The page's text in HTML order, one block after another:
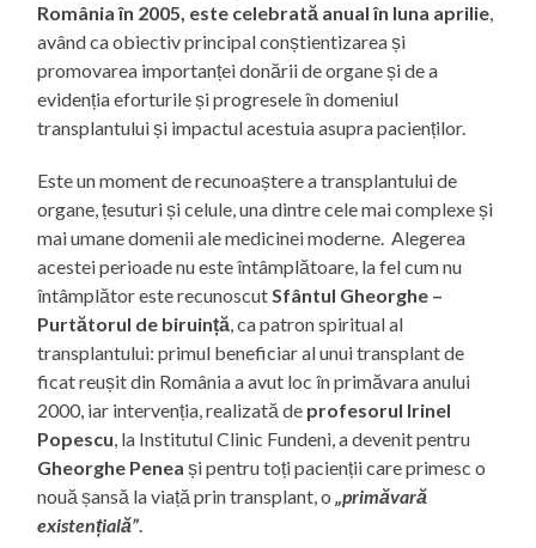
România în 2005, este celebrată anual în luna aprilie,
având ca obiectiv principal conștientizarea și
promovarea importanței donării de organe și de a
evidenția eforturile și progresele în domeniul
transplantului și impactul acestuia asupra pacienților.
Este un moment de recunoaștere a transplantului de
organe, țesuturi și celule, una dintre cele mai complexe și
mai umane domenii ale medicinei moderne. Alegerea
acestei perioade nu este întâmplătoare, la fel cum nu
întâmplător este recunoscutSfântul Gheorghe –
Purtătorul de biruință, ca patron spiritual al
transplantului: primul beneficiar al unui transplant de
ficat reușit din România a avut loc în primăvara anului
2000, iar intervenția, realizată de profesorul Irinel
Popescu, la Institutul Clinic Fundeni, a devenit pentru
Gheorghe Penea și pentru toți pacienții care primesc o
nouă șansă la viață prin transplant, o„primăvară
existențială”.